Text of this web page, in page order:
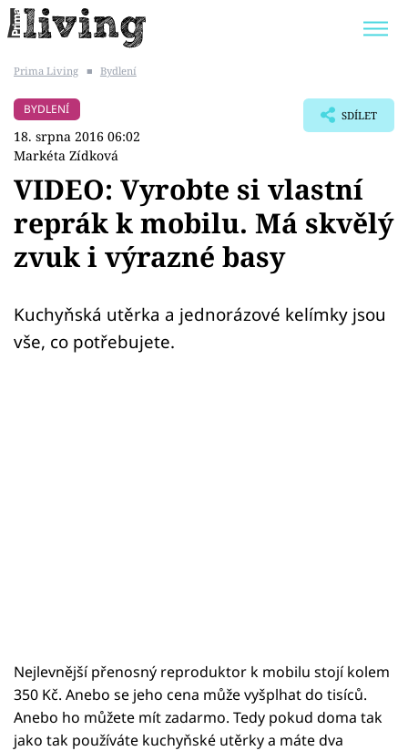
BYDLENÍ SLAVNÝCH
Témata
Bydlení
Zahrada
Prima Living ■ Bydlení
BYDLENÍ
18. srpna 2016 06:02
Markéta Zídková
SDÍLET
VIDEO: Vyrobte si vlastní
reprák k mobilu. Má skvělý
zvuk i výrazné basy
Kuchyňská utěrka a jednorázové kelímky jsou
vše, co potřebujete.
Nejlevnější přenosný reproduktor k mobilu stojí kolem
350 Kč. Anebo se jeho cena může vyšplhat do tisíců.
Anebo ho můžete mít zadarmo. Tedy pokud doma tak
jako tak používáte kuchyňské utěrky a máte dva